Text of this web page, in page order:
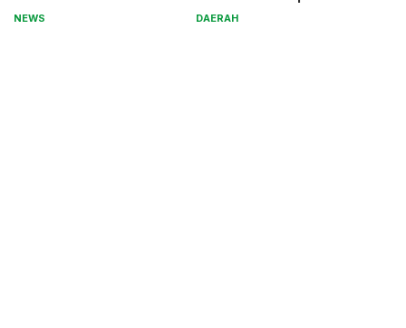
Magnet
NEWS DAERAH